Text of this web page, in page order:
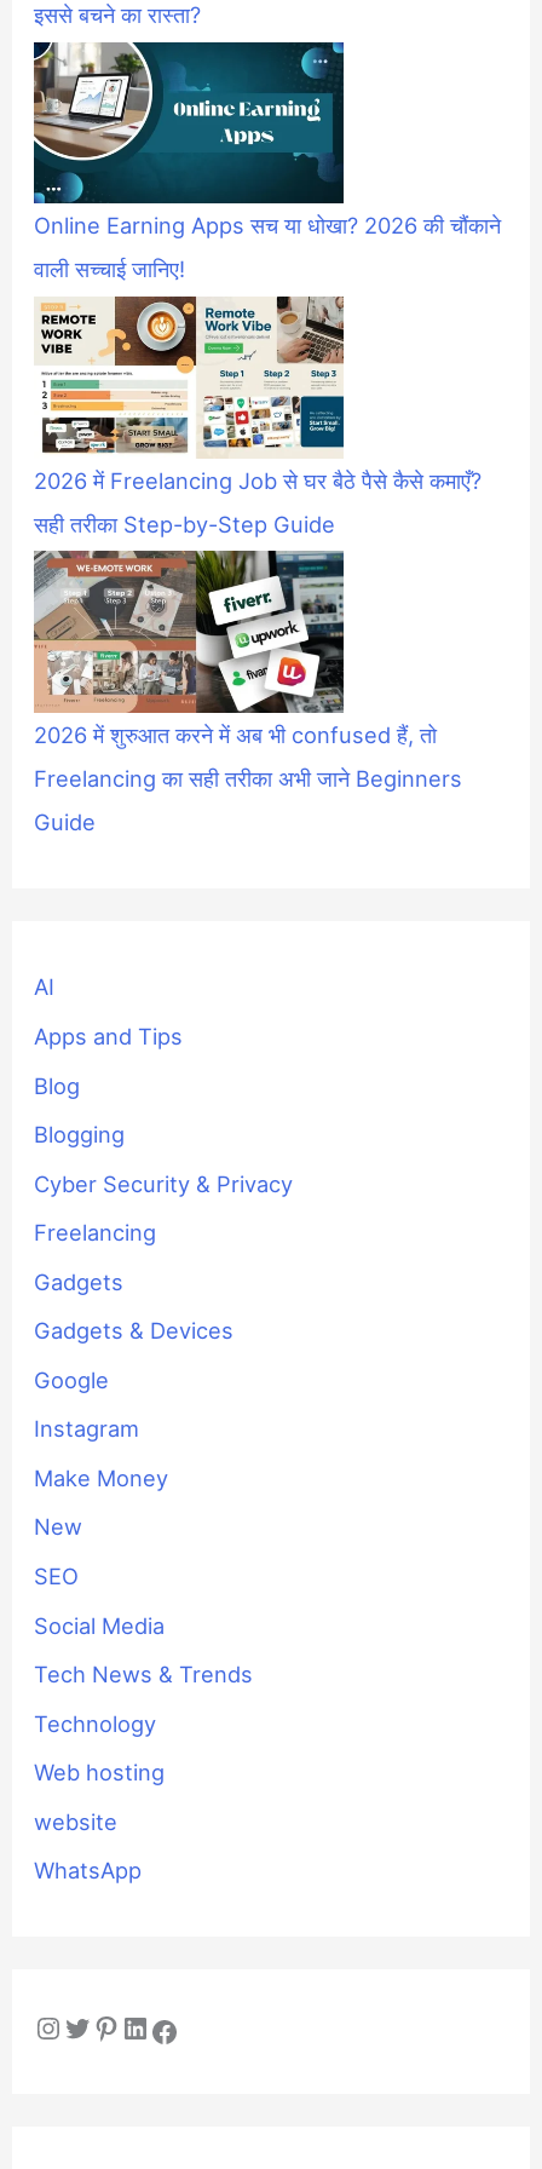
इससे बचने का रास्ता?
Online Earning Apps सच या धोखा? 2026 की चौंकाने
वाली सच्चाई जानिए!
2026 में Freelancing Job से घर बैठे पैसे कैसे कमाएँ?
सही तरीका Step-by-Step Guide
2026 में शुरुआत करने में अब भी confused हैं, तो
Freelancing का सही तरीका अभी जाने Beginners
Guide
AI
Apps and Tips
Blog
Blogging
Cyber Security & Privacy
Freelancing
Gadgets
Gadgets & Devices
Google
Instagram
Make Money
New
SEO
Social Media
Tech News & Trends
Technology
Web hosting
website
WhatsApp
Instagram Twitter Pinterest LinkedIn Facebook